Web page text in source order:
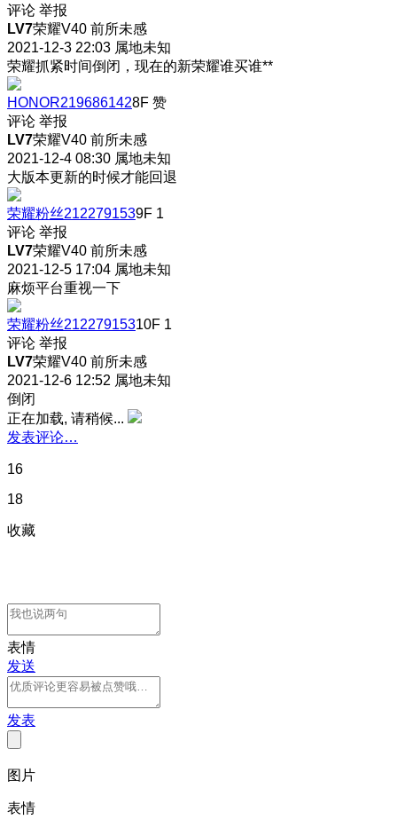
评论 举报
LV7荣耀V40 前所未感
2021-12-3 22:03 属地未知
荣耀抓紧时间倒闭，现在的新荣耀谁买谁**
HONOR2196861428F 赞
评论 举报
LV7荣耀V40 前所未感
2021-12-4 08:30 属地未知
大版本更新的时候才能回退
荣耀粉丝2122791539F 1
评论 举报
LV7荣耀V40 前所未感
2021-12-5 17:04 属地未知
麻烦平台重视一下
荣耀粉丝21227915310F 1
评论 举报
LV7荣耀V40 前所未感
2021-12-6 12:52 属地未知
倒闭
正在加载, 请稍候...
发表评论…
16
18
收藏
表情
发送
发表
图片
表情